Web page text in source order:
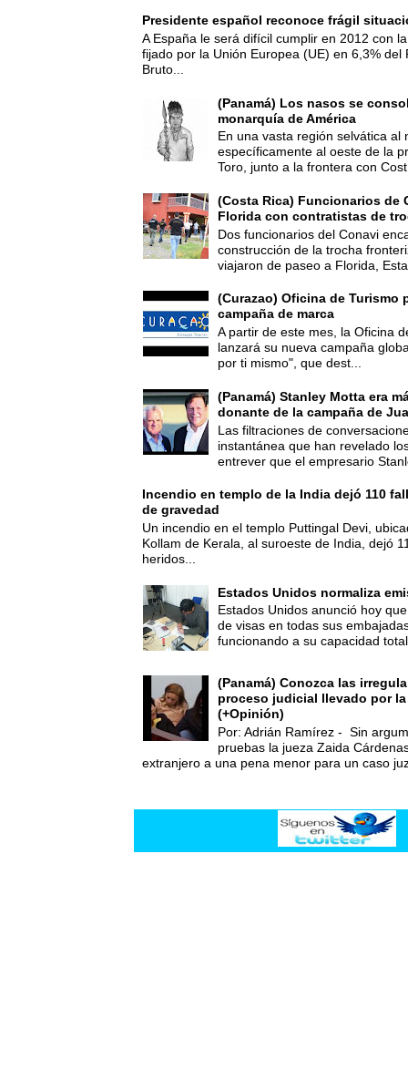
Presidente español reconoce frágil
A España le será difícil cumplir en 2012 con
fijado por la Unión Europea (UE) en 6,3% del
Bruto...
(Panamá) Los nasos se
monarquía de América
En una vasta región selvática al
específicamente al oeste de la
Toro, junto a la frontera con
(Costa Rica) Funcionarios de
Florida con contratistas de
Dos funcionarios del Conavi
construcción de la trocha
viajaron de paseo a Florida,
(Curazao) Oficina de Turismo
campaña de marca
A partir de este mes, la Oficina
lanzará su nueva campaña
por ti mismo", que dest...
(Panamá) Stanley Motta era
donante de la campaña de
Las filtraciones de
instantánea que han revelado
entrever que el empresario
Incendio en templo de la India dejó 110
de gravedad
Un incendio en el templo Puttingal Devi,
Kollam de Kerala, al suroeste de India, dejó
heridos...
Estados Unidos normaliza
Estados Unidos anunció hoy
de visas en todas sus
funcionando a su capacidad
(Panamá) Conozca las
proceso judicial llevado por
(+Opinión)
Por: Adrián Ramírez - Sin
pruebas la jueza Zaida
extranjero a una pena menor para un caso